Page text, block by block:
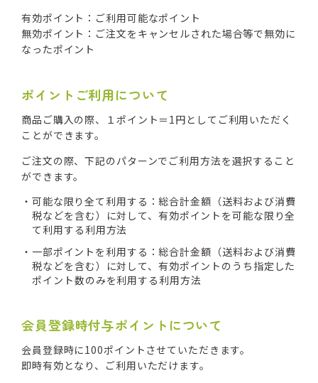
有効ポイント：ご利用可能なポイント
無効ポイント：ご注文をキャンセルされた場合等で無効に
なったポイント
ポイントご利用について
商品ご購入の際、１ポイント＝1円としてご利用いただく
ことができます。
ご注文の際、下記のパターンでご利用方法を選択すること
ができます。
可能な限り全て利用する：総合計金額（送料および消費
税などを含む）に対して、有効ポイントを可能な限り全
て利用する利用方法
一部ポイントを利用する：総合計金額（送料および消費
税などを含む）に対して、有効ポイントのうち指定した
ポイント数のみを利用する利用方法
会員登録時付与ポイントについて
会員登録時に100ポイントさせていただきます。
即時有効となり、ご利用いただけます。